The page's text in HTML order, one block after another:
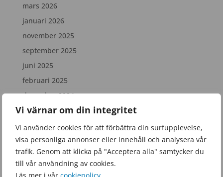
Vi värnar om din integritet
Vi använder cookies för att förbättra din surfupplevelse,
visa personliga annonser eller innehåll och analysera vår
trafik. Genom att klicka på "Acceptera alla" samtycker du
till vår användning av cookies.
mars 2026
januari 2026
november 2025
september 2025
juni 2025
februari 2025
december 2024
juli 2024
april 2024
februari 2024
december 2023